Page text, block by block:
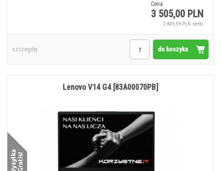
Cena:
3 505,00 PLN
2 849,59 PLN netto
do koszyka
szczegóły
Lenovo V14 G4 [83A00070PB]